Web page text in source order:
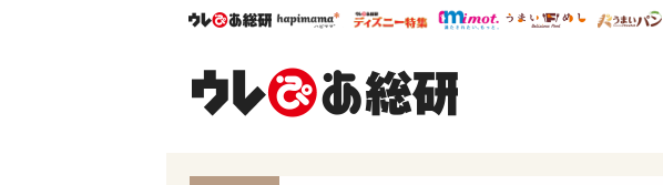
ウレぴあ総研ハピママ* ウレぴあ総研 ディズニー特集
mimot. うまいめし